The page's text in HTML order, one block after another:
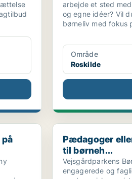
arbejde et sted
og egne idéer? Vil
børneliv med fokus
Område
Roskilde
sted Pædagoger eller
Pædagoger
til børneh...
Vejsgårdparkens
engagerede og